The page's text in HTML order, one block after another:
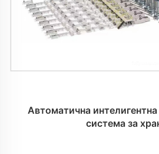
Автоматична
система за